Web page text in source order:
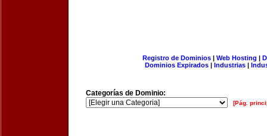
Registro de Dominios| Web Hosting |
Dominios Expirados | Industrias |
Categorías de Dominio:
[Pág.